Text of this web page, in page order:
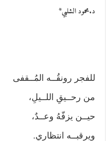
د.محمود الشلبي*
للفجر رونقُــه المُــقفى
من رحــيقِ اللــيلِ،
حيــن يزفّهُ وعــدٌ،
ويرقبــه انتظاري.